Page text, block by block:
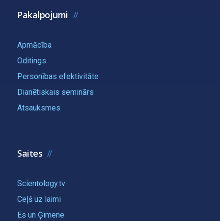
Pakalpojumi
Apmācība
Oditings
Personības efektivitāte
Dianētiskais seminārs
Atsauksmes
Saites
Scientology.tv
Ceļš uz laimi
Es un Ģimene